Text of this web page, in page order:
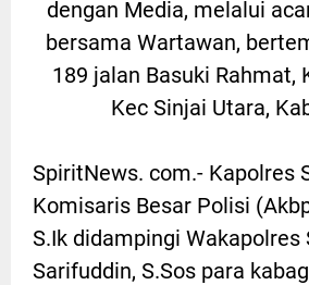
dengan Media, melalui
bersama Wartawan,
189 jalan Basuki Rahmat,
Kec Sinjai Utara,
SpiritNews. com.- Kapolres
Komisaris Besar Polisi
S.Ik didampingi Wakapolres
Sarifuddin, S.Sos para